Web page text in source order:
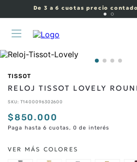
De 3 a 6 cuotas precio
TISSOT
RELOJ TISSOT LOVELY
SKU: T1400096302600
$850.000
Paga hasta 6 cuotas, 0 de interés